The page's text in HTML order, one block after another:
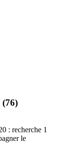
: recherche 1
le